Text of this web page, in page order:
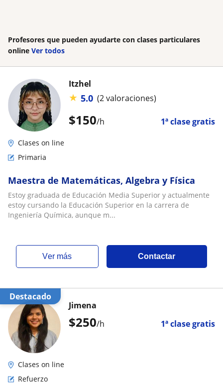
Profesores que pueden ayudarte con clases particulares
online Ver todos
$150/h 1ª clase gratis
Itzhel
★ 5.0 (2 valoraciones)
Clases on line
Primaria
Maestra de Matemáticas, Algebra y Física
Estoy graduada de Educación Media Superior y actualmente
estoy cursando la Educación Superior en la carrera de
Ingeniería Química, aunque m...
ver más Contactar
Destacado
$250/h 1ª clase gratis
Jimena
Clases on line
Refuerzo